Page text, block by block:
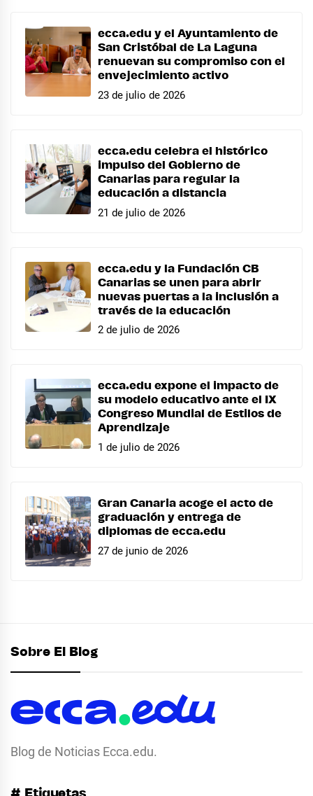
ecca.edu y el Ayuntamiento de
San Cristóbal de La Laguna
renuevan su compromiso con el
envejecimiento activo
23 de julio de 2026
ecca.edu celebra el histórico
impulso del Gobierno de
Canarias para regular la
educación a distancia
21 de julio de 2026
ecca.edu y la Fundación CB
Canarias se unen para abrir
nuevas puertas a la inclusión a
través de la educación
2 de julio de 2026
ecca.edu expone el impacto de
su modelo educativo ante el IX
Congreso Mundial de Estilos de
Aprendizaje
1 de julio de 2026
Gran Canaria acoge el acto de
graduación y entrega de
diplomas de ecca.edu
27 de junio de 2026
Sobre El Blog
Blog de Noticias Ecca.edu.